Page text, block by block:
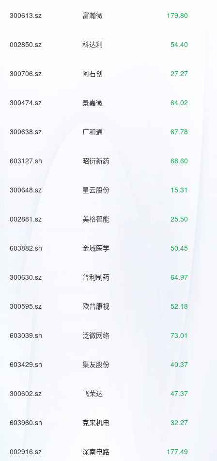
300613.sz 富瀚微 179.80
002850.sz 科达利 54.40
300706.sz 阿石创 27.27
300474.sz 景嘉微 64.02
300638.sz 广和通 67.78
603127.sh 昭衍新药 68.60
300648.sz 星云股份 15.31
002881.sz 美格智能 25.50
603882.sh 金域医学 50.45
300630.sz 普利制药 64.97
300595.sz 欧普康视 52.18
603039.sh 泛微网络 73.01
603429.sh 集友股份 40.37
300602.sz 飞荣达 47.37
603960.sh 克来机电 32.27
002916.sz 深南电路 177.49